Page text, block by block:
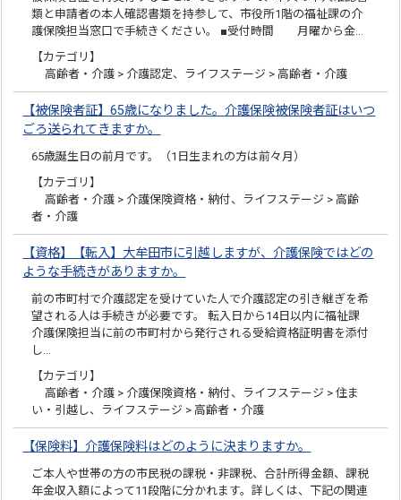
類と申請者の本人確認書類を持参して、市役所1階の福祉課の介
護保険担当窓口で手続きください。 ■受付時間 月曜から金…
【カテゴリ】
高齢者・介護 > 介護認定、ライフステージ > 高齢者・介護
【被保険者証】65歳になりました。介護保険被保険者証はいつ
ごろ送られてきますか。
65歳誕生日の前月です。（1日生まれの方は前々月）
【カテゴリ】
高齢者・介護 > 介護保険資格・納付、ライフステージ > 高齢
者・介護
【資格】【転入】大牟田市に引越しますが、介護保険ではどの
ような手続きがありますか。
前の市町村で介護認定を受けていた人で介護認定の引き継ぎを希
望される人は手続きが必要です。 転入日から14日以内に福祉課
介護保険担当に前の市町村から発行される受給資格証明書を添付
し…
【カテゴリ】
高齢者・介護 > 介護保険資格・納付、ライフステージ > 住ま
い・引越し、ライフステージ > 高齢者・介護
【保険料】介護保険料はどのように決まりますか。
ご本人や世帯の方の市民税の課税・非課税、合計所得金額、課税
年金収入額によって11段階に分かれます。詳しくは、下記の関連